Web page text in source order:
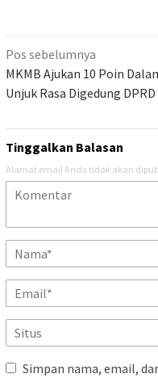
Navigasi
pos
Pos sebelumnya
MKMB Ajukan 10 Poin
Unjuk Rasa Digedung DPRD
Tinggalkan Balasan
Alamat email Anda tidak akan
Simpan nama, email,